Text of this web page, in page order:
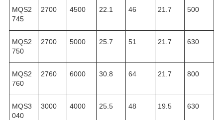
MQS2
745
2700 4500 22.1 46 21.7 500
MQS2
750
2700 5000 25.7 51 21.7 630
MQS2
760
2760 6000 30.8 64 21.7 800
MQS3
040
3000 4000 25.5 48 19.5 630